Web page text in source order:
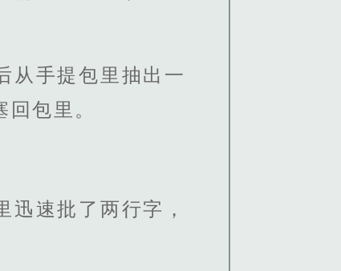
从手提包里抽出一
包里。
速批了两行字，